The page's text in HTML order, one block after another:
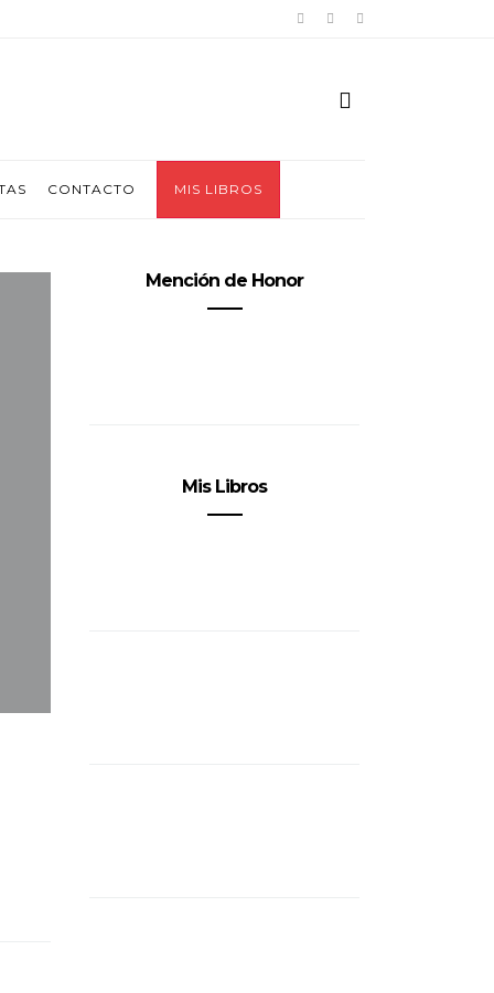
CONTACTO MIS LIBROS
Mención de Honor
Mis Libros